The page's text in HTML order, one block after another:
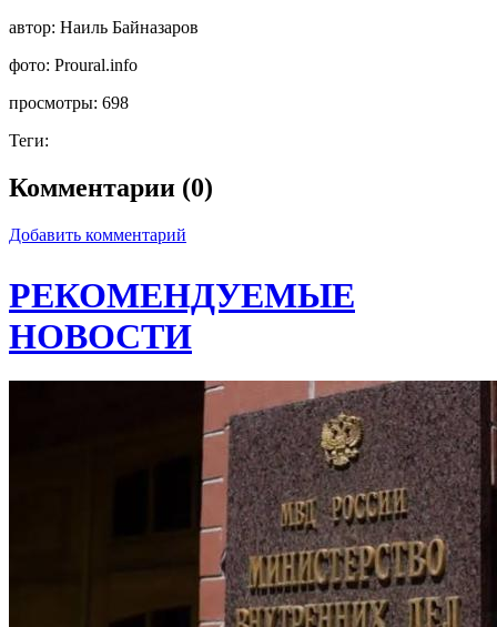
автор: Наиль Байназаров
фото: Proural.info
просмотры: 698
Теги:
Комментарии (0)
Добавить комментарий
РЕКОМЕНДУЕМЫЕ
НОВОСТИ